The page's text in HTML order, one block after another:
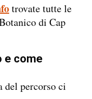
trovate tutte le
di Cap
e come
del percorso ci